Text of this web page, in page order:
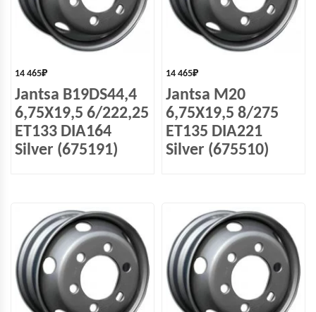
14 465₽
Jantsa B19DS44,4
6,75X19,5 6/222,25
ET133 DIA164
Silver (675191)
14 465₽
Jantsa M20
6,75X19,5 8/275
ET135 DIA221
Silver (675510)